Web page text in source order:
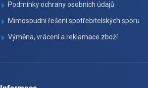
Podmínky ochrany osobních údajů
Mimosoudní řešení spotřebitelských sporu
Výměna, vrácení a reklamace zboží